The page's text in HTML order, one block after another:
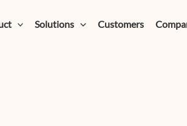
Solutions Customers